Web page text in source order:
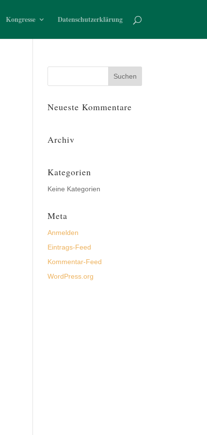
Kongresse Datenschutzerklärung
Neueste Kommentare
Archiv
Kategorien
Keine Kategorien
Meta
Anmelden
Eintrags-Feed
Kommentar-Feed
WordPress.org